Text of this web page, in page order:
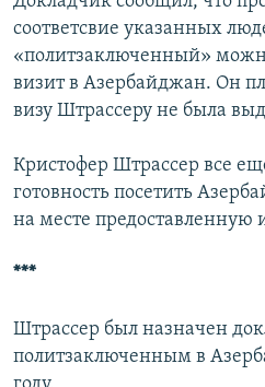
соответсвие указанных
«политзаключенный»
визит в Азербайджан. Он
визу Штрассеру не была
Кристофер Штрассер все
готовность посетить
на месте
***
Штрассер был назначен
политзаключенным в